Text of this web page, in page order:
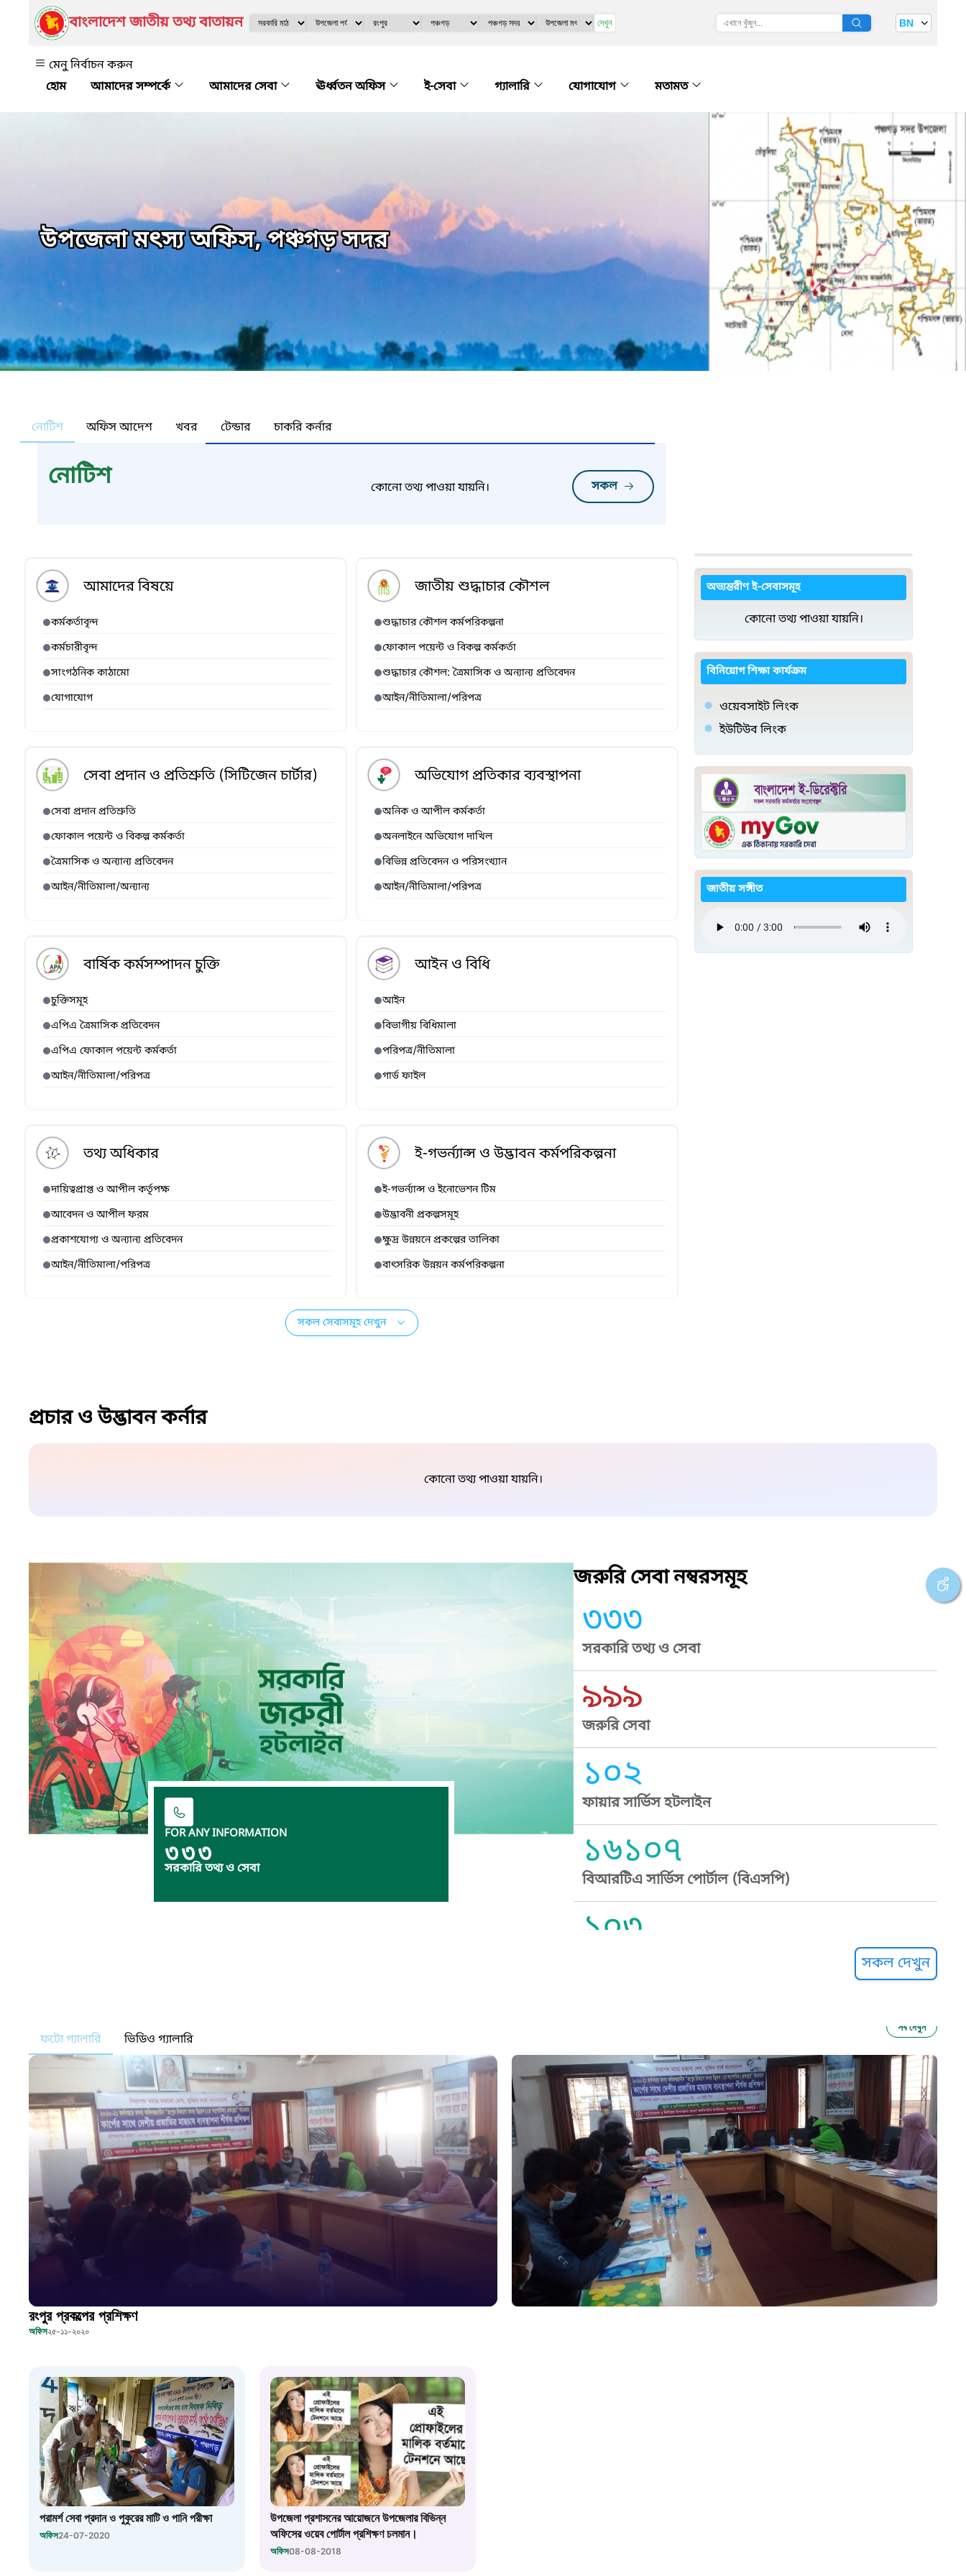
বাংলাদেশ জাতীয় তথ্য বাতায়ন দেখুন BN
মেনু নির্বাচন করুন
আমাদের সম্পর্কে
আমাদের সেবা ঊর্ধ্বতন অফিস ই-সেবা গ্যালারি যোগাযোগ মতামত
উপজেলা মৎস্য অফিস, পঞ্চগড় সদর
নোটিশ অফিস আদেশ খবর টেন্ডার চাকরি কর্নার
নোটিশ সকল
কোনো তথ্য পাওয়া যায়নি।
আমাদের বিষয়ে
কর্মকর্তাবৃন্দ
কর্মচারীবৃন্দ
সাংগঠনিক কাঠামো
যোগাযোগ
জাতীয় শুদ্ধাচার কৌশল
শুদ্ধাচার কৌশল কর্মপরিকল্পনা
ফোকাল পয়েন্ট ও বিকল্প কর্মকর্তা
শুদ্ধাচার কৌশল: ত্রৈমাসিক ও অন্যান্য প্রতিবেদন
আইন/নীতিমালা/পরিপত্র
সেবা প্রদান ও প্রতিশ্রুতি (সিটিজেন চার্টার)
সেবা প্রদান প্রতিশ্রুতি
ফোকাল পয়েন্ট ও বিকল্প কর্মকর্তা
ত্রৈমাসিক ও অন্যান্য প্রতিবেদন
আইন/নীতিমালা/অন্যান্য
অভিযোগ প্রতিকার ব্যবস্থাপনা
অনিক ও আপীল কর্মকর্তা
অনলাইনে অভিযোগ দাখিল
বিভিন্ন প্রতিবেদন ও পরিসংখ্যান
আইন/নীতিমালা/পরিপত্র
বার্ষিক কর্মসম্পাদন চুক্তি
চুক্তিসমূহ
এপিএ ত্রৈমাসিক প্রতিবেদন
এপিএ ফোকাল পয়েন্ট কর্মকর্তা
আইন/নীতিমালা/পরিপত্র
আইন ও বিধি
আইন
বিভাগীয় বিধিমালা
পরিপত্র/নীতিমালা
গার্ড ফাইল
তথ্য অধিকার
দায়িত্বপ্রাপ্ত ও আপীল কর্তৃপক্ষ
আবেদন ও আপীল ফরম
প্রকাশযোগ্য ও অন্যান্য প্রতিবেদন
আইন/নীতিমালা/পরিপত্র
ই-গভর্ন্যান্স ও উদ্ভাবন কর্মপরিকল্পনা
ই-গভর্ন্যান্স ও ইনোভেশন টিম
উদ্ভাবনী প্রকল্পসমূহ
ক্ষুদ্র উন্নয়নে প্রকল্পের তালিকা
বাৎসরিক উন্নয়ন কর্মপরিকল্পনা
সকল সেবাসমূহ দেখুন
অভ্যন্তরীণ ই-সেবাসমূহ
কোনো তথ্য পাওয়া যায়নি।
বিনিয়োগ শিক্ষা কার্যক্রম
ওয়েবসাইট লিংক
ইউটিউব লিংক
জাতীয় সঙ্গীত
প্রচার ও উদ্ভাবন কর্নার
কোনো তথ্য পাওয়া যায়নি।
FOR ANY INFORMATION
৩৩৩
সরকারি তথ্য ও সেবা
জরুরি সেবা নম্বরসমূহ
৩৩৩
সরকারি তথ্য ও সেবা
৯৯৯
জরুরি সেবা
১০২
ফায়ার সার্ভিস হটলাইন
১৬১০৭
বিআরটিএ সার্ভিস পোর্টাল (বিএসপি)
১০৩
১০৬
দুদক
১০২
দুর্যোগের আগাম বার্তা
১৬১২২
স্মার্ট ভূমি সেবা
১০৯৮
সকল দেখুন
ফটো গ্যালারি ভিডিও গ্যালারি
সব দেখুন
রংপুর প্রকল্পের প্রশিক্ষণ
অফিস২৫-১১-২০২০
পরামর্শ সেবা প্রদান ও পুকুরের মাটি ও পানি পরীক্ষা
অফিস24-07-2020
উপজেলা প্রশাসনের আয়োজনে উপজেলার বিভিন্ন
অফিসের ওয়েব পোর্টাল প্রশিক্ষণ চলমান।
অফিস08-08-2018